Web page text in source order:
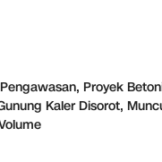
Proyek
Kaler Disorot,